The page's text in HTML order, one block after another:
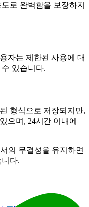
로 완벽함을 보장하지
자는 제한된 사용에 대
있습니다.
형식으로 저장되지만,
으며, 24시간 이내에
의 무결성을 유지하면
다.